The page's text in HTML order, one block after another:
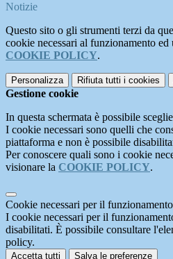
Notizie
Questo sito o gli strumenti terzi da
cookie necessari al funzionamento
COOKIE POLICY.
Personalizza Rifiuta tutti i cookies
Gestione cookie
In questa schermata è possibile
I cookie necessari sono quelli che
piattaforma e non è possibile
Per conoscere quali sono i cookie
visionare la COOKIE POLICY.
Cookie necessari per il funzionamento
I cookie necessari per il
disabilitati. È possibile consultare
policy.
Accetta tutti Salva le preferenze